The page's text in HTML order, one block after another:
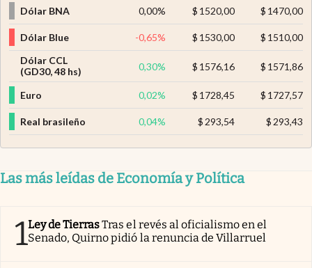
Dólar BNA
0,00% $ 1520,00 $ 1470,00
Dólar Blue -0,65% $ 1530,00 $ 1510,00
Dólar CCL
(GD30, 48 hs)
0,30% $ 1576,16 $ 1571,86
Euro 0,02% $ 1728,45 $ 1727,57
Real brasileño 0,04% $ 293,54 $ 293,43
Las más leídas de Economía y Política
1Ley de TierrasTras el revés al oficialismo en el
Senado, Quirno pidió la renuncia de Villarruel